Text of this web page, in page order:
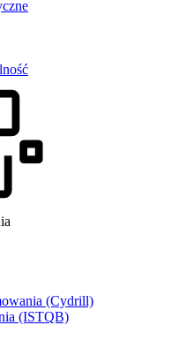
(Cydrill)
(ISTQB)